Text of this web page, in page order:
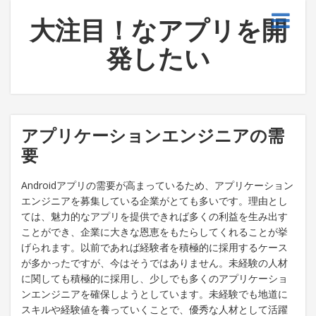
大注目！なアプリを開
発したい
アプリケーションエンジニアの需
要
Androidアプリの需要が高まっているため、アプリケーション
エンジニアを募集している企業がとても多いです。理由とし
ては、魅力的なアプリを提供できれば多くの利益を生み出す
ことができ、企業に大きな恩恵をもたらしてくれることが挙
げられます。以前であれば経験者を積極的に採用するケース
が多かったですが、今はそうではありません。未経験の人材
に関しても積極的に採用し、少しでも多くのアプリケーショ
ンエンジニアを確保しようとしています。未経験でも地道に
スキルや経験値を養っていくことで、優秀な人材として活躍